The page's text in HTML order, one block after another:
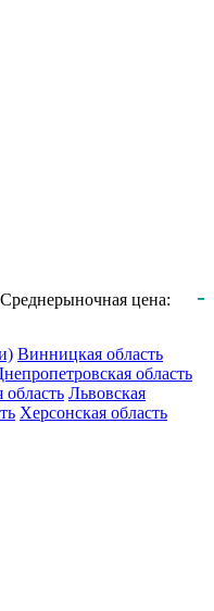
Среднерыночная цена: -
Винницкая область
область
область Львовская
Херсонская область